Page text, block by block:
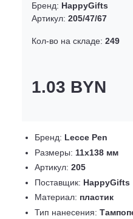
Бренд: HappyGifts
Артикул: 205/47/67
Кол-во на складе: 249
1.03 BYN
Бренд: Lecce Pen
Размеры: 11х138 мм
Артикул: 205
Поставщик: HappyGifts
Материал: пластик
Тип нанесения: